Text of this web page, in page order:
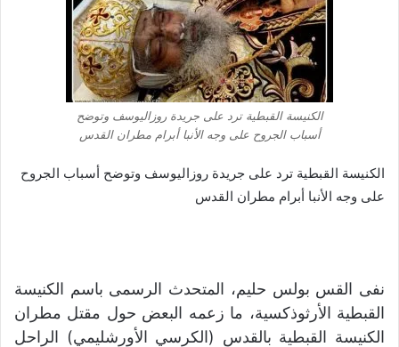
الكنيسة القبطية ترد على جريدة روزاليوسف وتوضح
أسباب الجروح على وجه الأنبا أبرام مطران القدس
الكنيسة القبطية ترد على جريدة روزاليوسف وتوضح أسباب الجروح
على وجه الأنبا أبرام مطران القدس
نفى القس بولس حليم، المتحدث الرسمى باسم الكنيسة
القبطية الأرثوذكسية، ما زعمه البعض حول مقتل مطران
الكنيسة القبطية بالقدس (الكرسي الأورشليمي) الراحل